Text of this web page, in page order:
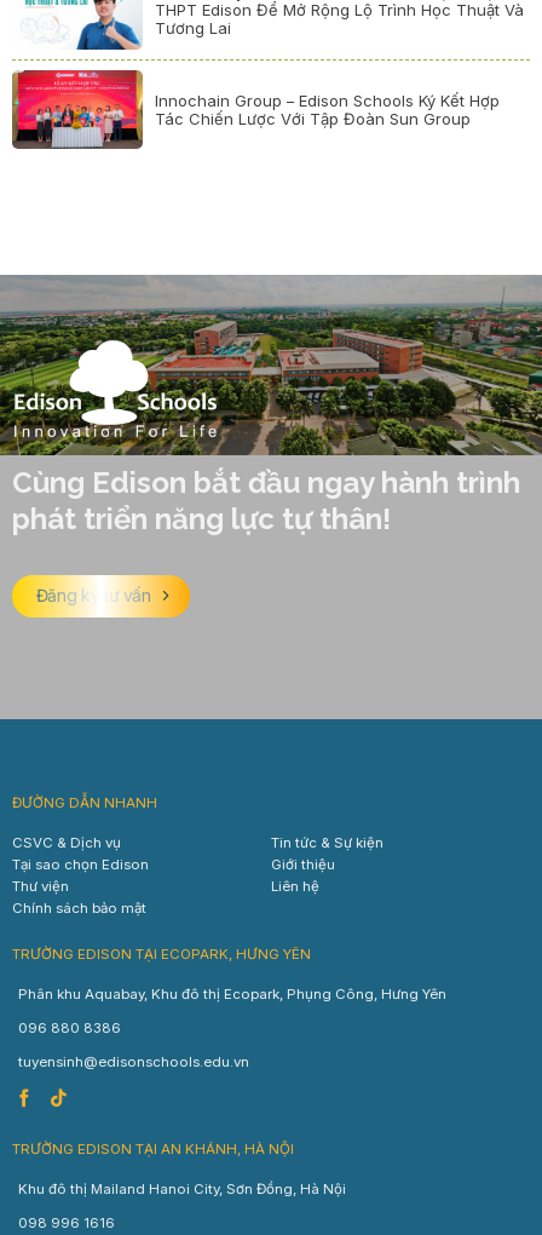
THPT Edison Để Mở Rộng Lộ Trình Học Thuật Và
Tương Lai
Innochain Group – Edison Schools Ký Kết Hợp
Tác Chiến Lược Với Tập Đoàn Sun Group
Cùng Edison bắt đầu ngay hành trình
phát triển năng lực tự thân!
Đăng ký tư vấn
ĐƯỜNG DẪN NHANH
CSVC & Dịch vụ
Tin tức & Sự kiện
Tại sao chọn Edison
Giới thiệu
Thư viện
Liên hệ
Chính sách bảo mật
TRƯỜNG EDISON TẠI ECOPARK, HƯNG YÊN
Phân khu Aquabay, Khu đô thị Ecopark, Phụng Công, Hưng Yên
096 880 8386
tuyensinh@edisonschools.edu.vn
TRƯỜNG EDISON TẠI AN KHÁNH, HÀ NỘI
Khu đô thị Mailand Hanoi City, Sơn Đồng, Hà Nội
098 996 1616